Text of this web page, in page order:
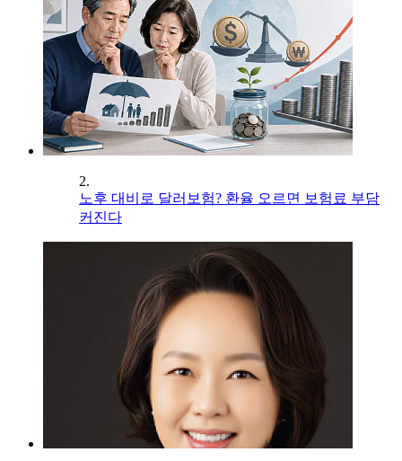
2.
노후 대비로 달러보험? 환율 오르면 보험료 부담
커진다